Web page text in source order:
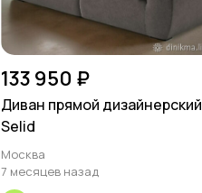
133 950 ₽
Диван прямой дизайнерский
Selid
Москва
7 месяцев назад